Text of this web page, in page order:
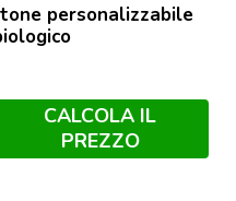
personalizzabile
CALCOLA IL
PREZZO